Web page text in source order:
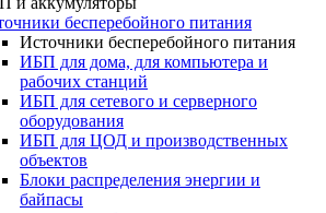
бесперебойного питания
Источники бесперебойного питания
ИБП для дома, для компьютера и
рабочих станций
ИБП для сетевого и серверного
оборудования
ИБП для ЦОД и производственных
объектов
Блоки распределения энергии и
байпасы